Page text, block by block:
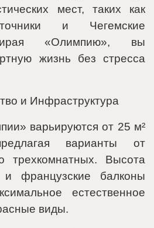
мест, таких как
и Чегемские
«Олимпию», вы
жизнь без стресса
и Инфраструктура
варьируются от 25 м²
варианты от
трехкомнатных. Высота
французские балконы
естественное
виды.